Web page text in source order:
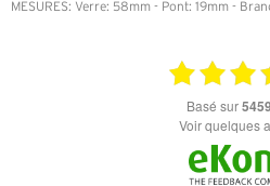
MESURES: Verre: 58mm - Pont: 19mm -
basé sur5459
Voir quelques